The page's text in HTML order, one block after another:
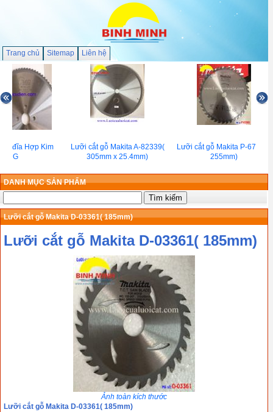
Trang chủ Sitemap Liên hệ
đĩa Hợp Kim
JMG
Lưỡi cắt gỗ Makita A-82339(
305mm x 25.4mm)
Lưỡi cắt gỗ Makita P-67885(
255mm)
DANH MỤC SẢN PHẨM
Lưỡi cắt gỗ Makita D-03361( 185mm)
Lưỡi cắt gỗ Makita D-03361( 185mm)
Ảnh toàn kích thước
Lưỡi cắt gỗ Makita D-03361( 185mm)